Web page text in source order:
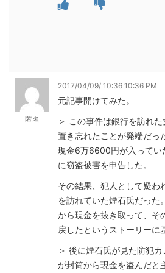
匿名
2017/04/09/ 10:36 10:36 PM
元記事開けてみた。
＞ この事件は銀行を訪れ
置き忘れたことが発端だっ
現金6万6600円が入ってい
に窃盗被害を申告した。
その結果、犯人として疑わ
を訪れていた煙石氏だった
から現金を抜き取って、そ
戻したというストーリーに
＞ 後に煙石氏が見た防犯
が封筒から現金を盗んだと